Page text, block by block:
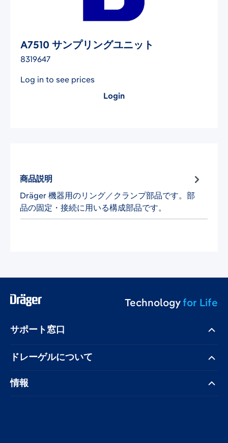
A7510 サンプリングユニット
8319647
Log in to see prices
Login
商品説明
Dräger 機器用のリング／クランプ部品です。部
品の固定・接続に用いる構成部品です。
Technologyfor Life
サポート窓口
ドレーゲル​について
情報